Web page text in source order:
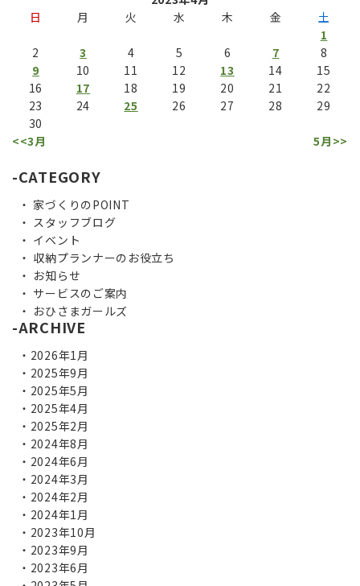
日
月 火 水 木 金
土
1
2
3 4 5 6 7
8
9
10 11 12 13 14
15
16
17 18 19 20 21
22
23
24 25 26 27 28
29
30
<<3月
5月>>
CATEGORY
家づくりのPOINT
スタッフブログ
イベント
収納プランナーのお役立ち
お知らせ
サービスのご案内
おひさまガールズ
ARCHIVE
2026年1月
2025年9月
2025年5月
2025年4月
2025年2月
2024年8月
2024年6月
2024年3月
2024年2月
2024年1月
2023年10月
2023年9月
2023年6月